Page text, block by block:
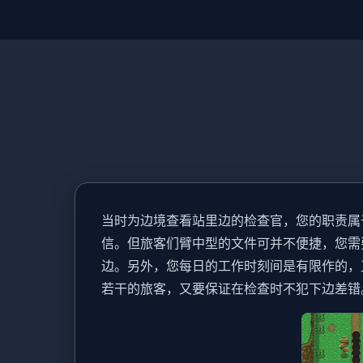
当时为边境查看站里边的检查官，您的职责
信。但旅客们臂中型的文件可并不便捷，您
边。另外，您每日的工作时刻间是有限作的
若干的旅客，又要保证在检查时不犯下边差